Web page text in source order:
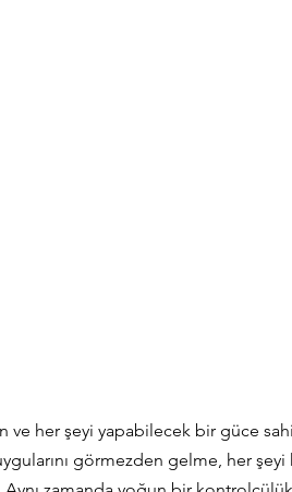
ve her şeyi yapabilecek bir güce
görmezden gelme, her